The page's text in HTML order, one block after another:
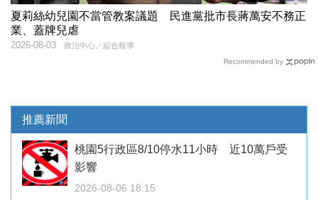
夏莉絲幼兒園不當管教案議題 民進黨批市長蔣萬安不務正
業、蓋牌兒虐
政治中心／綜合報導
2026-08-03
Recommended by
推薦新聞
桃園5行政區8/10停水11小時 近10萬戶受
影響
2026-08-06 18:15